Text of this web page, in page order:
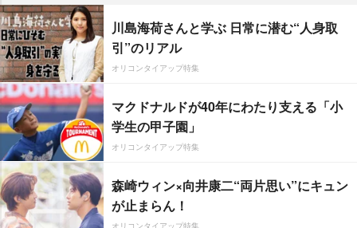
川島海荷さんと学ぶ 日常に潜む“人身取
引”のリアル
オリコンタイアップ特集
マクドナルドが40年にわたり支える「小
学生の甲子園」
オリコンタイアップ特集
森崎ウィン×向井康二“両片思い”にキュン
が止まらん！
オリコンタイアップ特集